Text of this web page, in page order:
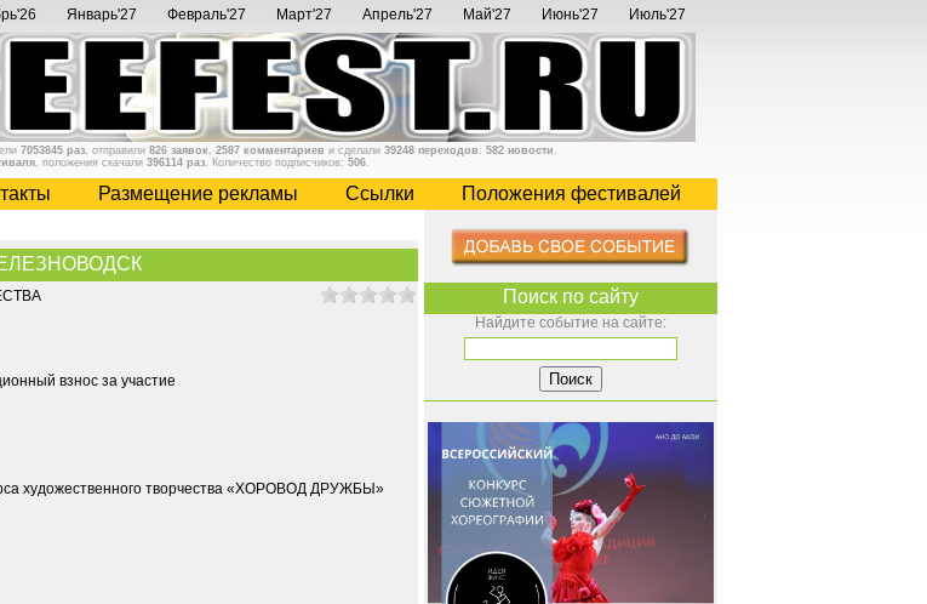
Январь'27 Февраль'27 Март'27 Апрель'27 Май'27 Июнь'27 Июль'27
7053845 раз, отправили 826 заявок, 2587 комментариев и сделали 39248 переходов . 582 новости .
, положения скачали 396114 раз. Количество подписчиков: 506.
Размещение рекламы Cсылки Положения фестивалей
взнос за участие
художественного творчества «ХОРОВОД ДРУЖБЫ»
Поиск по сайту
Найдите событие на сайте: